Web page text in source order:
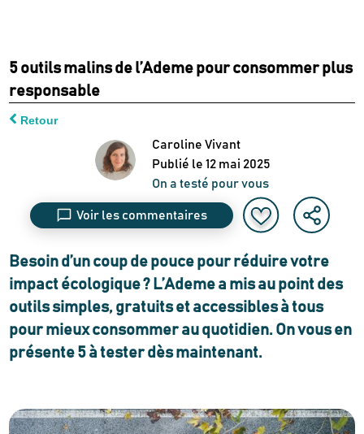
5 outils malins de l’Ademe pour consommer plus
responsable
Retour
Caroline Vivant
Publié le 12 mai 2025
On a testé pour vous
Voir les commentaires
Besoin d’un coup de pouce pour réduire votre
impact écologique ? L’Ademe a mis au point des
outils simples, gratuits et accessibles à tous
pour mieux consommer au quotidien. On vous en
présente 5 à tester dès maintenant.